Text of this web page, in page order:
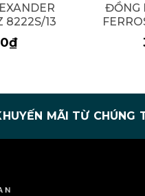
8222S/13
ĐỒNG
MÃI TỪ CHÚNG